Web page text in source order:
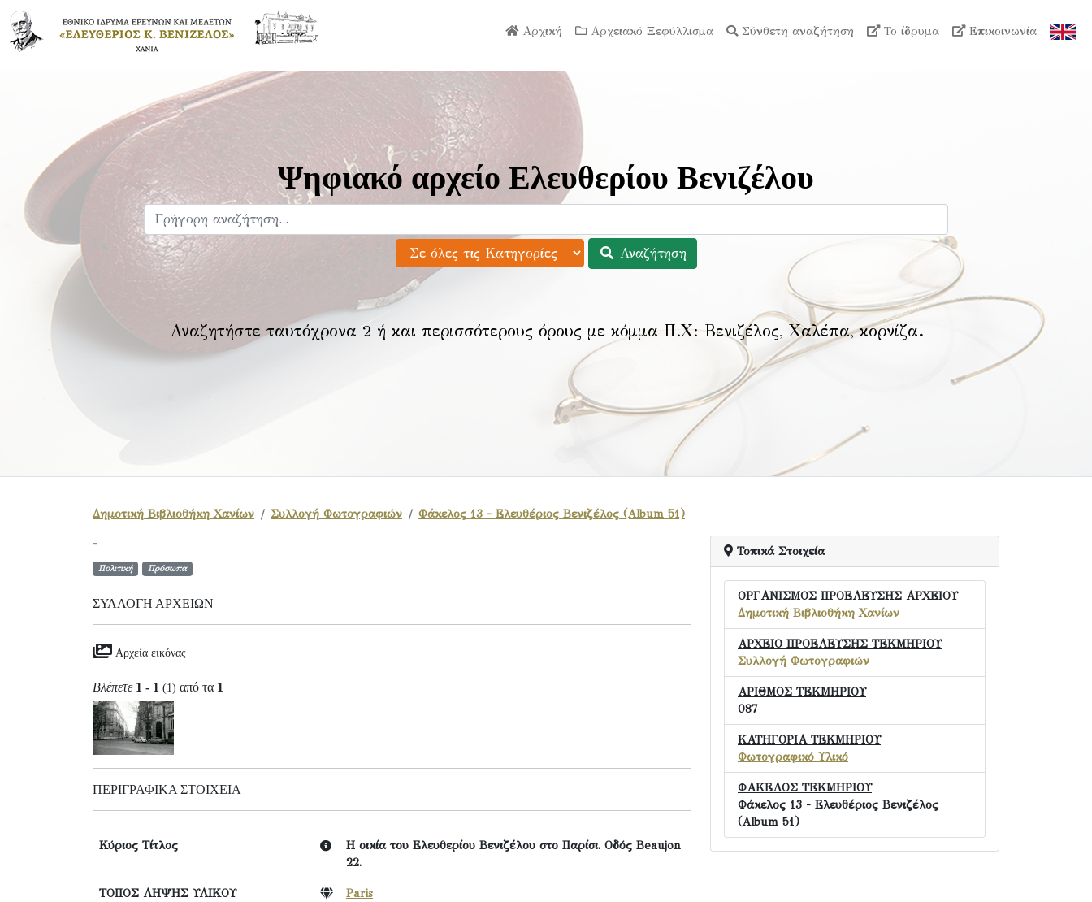
Αρχική Αρχειακό Ξεφύλλισμα Σύνθετη αναζήτηση Το ίδρυμα Επικοινωνία
Ψηφιακό αρχείο Ελευθερίου Βενιζέλου
Αναζήτηση
Αναζητήστε ταυτόχρονα 2 ή και περισσότερους όρους με κόμμα Π.Χ: Βενιζέλος, Χαλέπα, κορνίζα.
Δημοτική Βιβλιοθήκη Χανίων Συλλογή Φωτογραφιών Φάκελος 13 - Ελευθέριος Βενιζέλος (Album 51)
-
Πολιτική Πρόσωπα
ΣΥΛΛΟΓΉ ΑΡΧΕΊΩΝ
Αρχεία εικόνας
Βλέπετε 1 - 1 (1) από τα 1
ΠΕΡΙΓΡΑΦΙΚΆ ΣΤΟΙΧΕΊΑ
Κύριος Τίτλος
Η οικία του Ελευθερίου Βενιζέλου στο Παρίσι. Οδός Beaujon
22.
ΤΟΠΟΣ ΛΗΨΗΣ ΥΛΙΚΟΥ Paris
Τοπικά Στοιχεία
ΟΡΓΑΝΙΣΜΟΣ ΠΡΟΕΛΕΥΣΗΣ ΑΡΧΕΙΟΥ
Δημοτική Βιβλιοθήκη Χανίων
ΑΡΧΕΙΟ ΠΡΟΕΛΕΥΣΗΣ ΤΕΚΜΗΡΙΟΥ
Συλλογή Φωτογραφιών
ΑΡΙΘΜΟΣ ΤΕΚΜΗΡΙΟΥ
087
ΚΑΤΗΓΟΡΙΑ ΤΕΚΜΗΡΙΟΥ
Φωτογραφικό Υλικό
ΦΑΚΕΛΟΣ ΤΕΚΜΗΡΙΟΥ
Φάκελος 13 - Ελευθέριος Βενιζέλος
(Album 51)